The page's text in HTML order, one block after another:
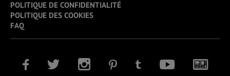
POLITIQUE DE CONFIDENTIALITÉ
POLITIQUE DES COOKIES
FAQ